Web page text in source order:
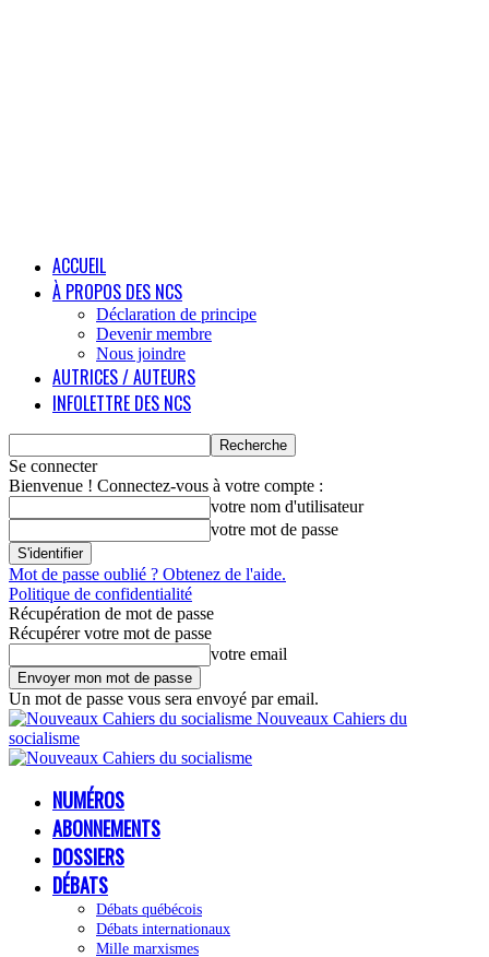
ACCUEIL
À PROPOS DES NCS
Déclaration de principe
Devenir membre
Nous joindre
AUTRICES / AUTEURS
INFOLETTRE DES NCS
Se connecter
Bienvenue ! Connectez-vous à votre compte :
votre nom d'utilisateur
votre mot de passe
Mot de passe oublié ? Obtenez de l'aide.
Politique de confidentialité
Récupération de mot de passe
Récupérer votre mot de passe
votre email
Un mot de passe vous sera envoyé par email.
Nouveaux Cahiers du
socialisme
NUMÉROS
ABONNEMENTS
DOSSIERS
DÉBATS
Débats québécois
Débats internationaux
Mille marxismes